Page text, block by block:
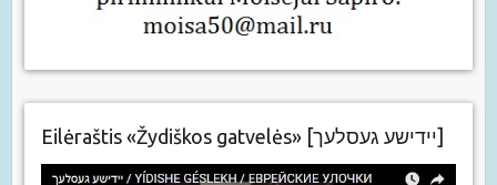
Eilėraštis «Žydiškos gatvelės» [יידישע געסלעך]